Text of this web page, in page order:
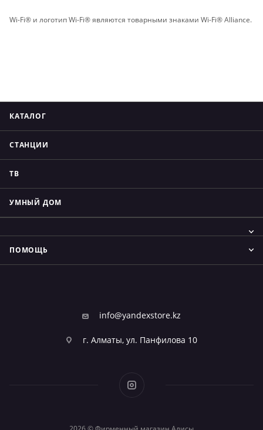
Wi-Fi® и логотип Wi-Fi® являются товарными знаками Wi-Fi® Alliance.
КАТАЛОГ
СТАНЦИИ
ТВ
УМНЫЙ ДОМ
ПОМОЩЬ
info@yandexstore.kz
г. Алматы, ул. Панфилова 10